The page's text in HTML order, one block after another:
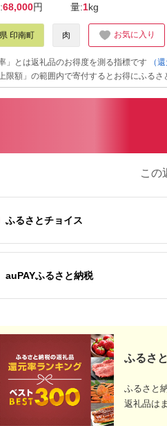
レミ
アム
】サ
本・
出典：JALふるさと納税
兵庫県 多可町
チキンウインナー
（50本入り）[139]
5.0
12,000円
月)＞鹿児
部位食べ
7.5kg)黒
68,000円 量:1kg
印南町 肉 お気に入り
」とは返礼品のお得度を測る指標です
（
限額」の範囲内で寄付するとお得にふるさ
この
ふるさとチョイス
auPAYふるさと納税
ふるさ
ふるさと
返礼品は